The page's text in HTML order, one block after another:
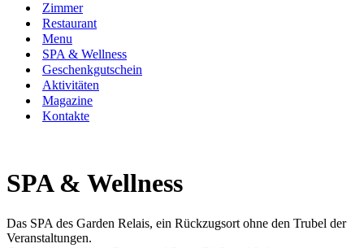
Zimmer
Restaurant
Menu
SPA & Wellness
Geschenkgutschein
Aktivitäten
Magazine
Kontakte
SPA & Wellness
Das SPA des Garden Relais, ein Rückzugsort ohne den Trubel der
Veranstaltungen.